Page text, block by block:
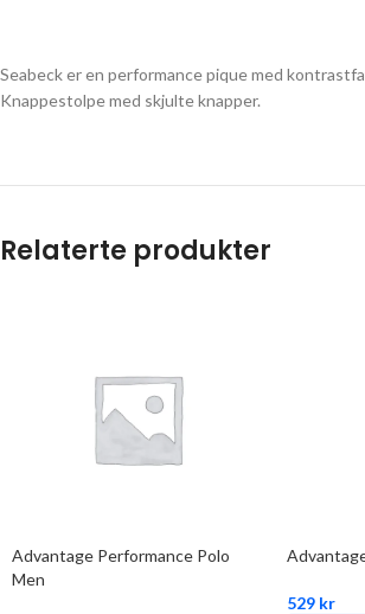
Seabeck er en performance pique med
Knappestolpe med skjulte knapper.
Relaterte produkter
Advantage Performance Polo
Men
529 kr